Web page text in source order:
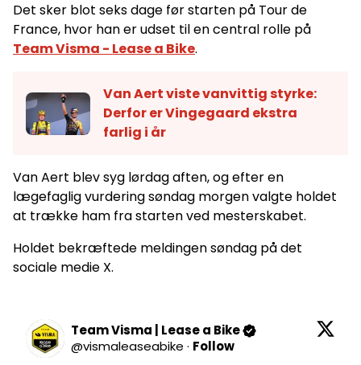
Det sker blot seks dage før starten på Tour de
France, hvor han er udset til en central rolle på
Team Visma - Lease a Bike.
Van Aert viste vanvittig styrke:
Derfor er Vingegaard ekstra
farlig i år
Van Aert blev syg lørdag aften, og efter en
lægefaglig vurdering søndag morgen valgte holdet
at trække ham fra starten ved mesterskabet.
Holdet bekræftede meldingen søndag på det
sociale medie X.
Team Visma | Lease a Bike
@vismaleaseabike · Follow